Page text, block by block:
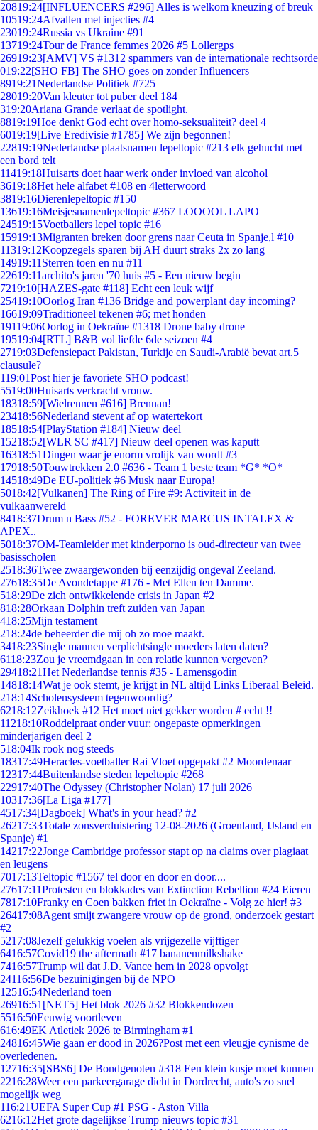
20819:24[INFLUENCERS #296] Alles is welkom kneuzing of breuk
10519:24Afvallen met injecties #4
23019:24Russia vs Ukraine #91
13719:24Tour de France femmes 2026 #5 Lollergps
26919:23[AMV] VS #1312 spammers van de internationale rechtsorde
019:22[SHO FB] The SHO goes on zonder Influencers
8919:21Nederlandse Politiek #725
28019:20Van kleuter tot puber deel 184
319:20Ariana Grande verlaat de spotlight.
8819:19Hoe denkt God echt over homo-seksualiteit? deel 4
6019:19[Live Eredivisie #1785] We zijn begonnen!
22819:19Nederlandse plaatsnamen lepeltopic #213 elk gehucht met
een bord telt
11419:18Huisarts doet haar werk onder invloed van alcohol
3619:18Het hele alfabet #108 en 4letterwoord
3819:16Dierenlepeltopic #150
13619:16Meisjesnamenlepeltopic #367 LOOOOL LAPO
24519:15Voetballers lepel topic #16
15919:13Migranten breken door grens naar Ceuta in Spanje,l #10
11319:12Koopzegels sparen bij AH duurt straks 2x zo lang
14919:11 Sterren toen en nu #11
22619:11archito's jaren '70 huis #5 - Een nieuw begin
7219:10[HAZES-gate #118] Echt een leuk wijf
25419:10Oorlog Iran #136 Bridge and powerplant day incoming?
16619:09Traditioneel tekenen #6; met honden
19119:06Oorlog in Oekraïne #1318 Drone baby drone
19519:04[RTL] B&B vol liefde 6de seizoen #4
2719:03Defensiepact Pakistan, Turkije en Saudi-Arabië bevat art.5
clausule?
119:01Post hier je favoriete SHO podcast!
5519:00Huisarts verkracht vrouw.
18318:59[Wielrennen #616] Brennan!
23418:56Nederland stevent af op watertekort
18518:54[PlayStation #184] Nieuw deel
15218:52[WLR SC #417] Nieuw deel openen was kaputt
16318:51Dingen waar je enorm vrolijk van wordt #3
17918:50Touwtrekken 2.0 #636 - Team 1 beste team *G* *O*
14518:49De EU-politiek #6 Musk naar Europa!
5018:42[Vulkanen] The Ring of Fire #9: Activiteit in de
vulkaanwereld
8418:37Drum n Bass #52 - FOREVER MARCUS INTALEX &
APEX..
5018:37OM-Teamleider met kinderporno is oud-directeur van twee
basisscholen
2518:36Twee zwaargewonden bij eenzijdig ongeval Zeeland.
27618:35De Avondetappe #176 - Met Ellen ten Damme.
518:29De zich ontwikkelende crisis in Japan #2
818:28Orkaan Dolphin treft zuiden van Japan
418:25Mijn testament
218:24de beheerder die mij oh zo moe maakt.
3418:23Single mannen verplichtsingle moeders laten daten?
6118:23Zou je vreemdgaan in een relatie kunnen vergeven?
29418:21Het Nederlandse tennis #35 - Lamensgodin
14818:14Wat je ook stemt, je krijgt in NL altijd Links Liberaal Beleid.
218:14Scholensysteem tegenwoordig?
6218:12Zeikhoek #12 Het moet niet gekker worden # echt !!
11218:10Roddelpraat onder vuur: ongepaste opmerkingen
minderjarigen deel 2
518:04Ik rook nog steeds
18317:49Heracles-voetballer Rai Vloet opgepakt #2 Moordenaar
12317:44Buitenlandse steden lepeltopic #268
22917:40The Odyssey (Christopher Nolan) 17 juli 2026
10317:36[La Liga #177]
4517:34[Dagboek] What's in your head? #2
26217:33Totale zonsverduistering 12-08-2026 (Groenland, IJsland en
Spanje) #1
14217:22Jonge Cambridge professor stapt op na claims over plagiaat
en leugens
7017:13Teltopic #1567 tel door en door en door....
27617:11Protesten en blokkades van Extinction Rebellion #24 Eieren
7817:10Franky en Coen bakken friet in Oekraïne - Volg ze hier! #3
26417:08Agent smijt zwangere vrouw op de grond, onderzoek gestart
#2
5217:08Jezelf gelukkig voelen als vrijgezelle vijftiger
6416:57Covid19 the aftermath #17 bananenmilkshake
7416:57Trump wil dat J.D. Vance hem in 2028 opvolgt
24116:56De bezuinigingen bij de NPO
12516:54Nederland toen
26916:51 [NET5] Het blok 2026 #32 Blokkendozen
5516:50Eeuwig voortleven
616:49EK Atletiek 2026 te Birmingham #1
24816:45Wie gaan er dood in 2026?Post met een vleugje cynisme de
overledenen.
12716:35[SBS6] De Bondgenoten #318 Een klein kusje moet kunnen
2216:28Weer een parkeergarage dicht in Dordrecht, auto's zo snel
mogelijk weg
116:21UEFA Super Cup #1 PSG - Aston Villa
6216:12Het grote dagelijkse Trump nieuws topic #31